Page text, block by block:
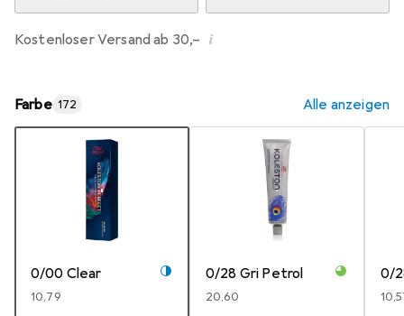
Kostenloser Versand ab 30,– i
Farbe 172 Alle anzeigen
0/00 Clear
EUR
10,79
0/28 Gri Petrol
EUR
20,60
0/
EUR